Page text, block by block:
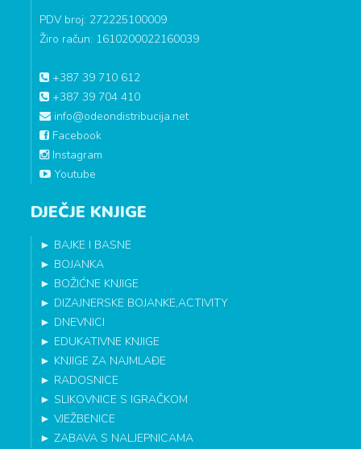
PDV broj: 272225100009
Žiro račun: 1610200022160039
+387 39 710 612
+387 39 704 410
info@odeondistribucija.net
Facebook
Instagram
Youtube
DJEČJE KNJIGE
► BAJKE I BASNE
► BOJANKA
► BOŽIĆNE KNJIGE
► DIZAJNERSKE BOJANKE,ACTIVITY
► DNEVNICI
► EDUKATIVNE KNJIGE
► KNJIGE ZA NAJMLAĐE
► RADOSNICE
►SLIKOVNICE S IGRAČKOM
►VJEŽBENICE
►ZABAVA S NALJEPNICAMA